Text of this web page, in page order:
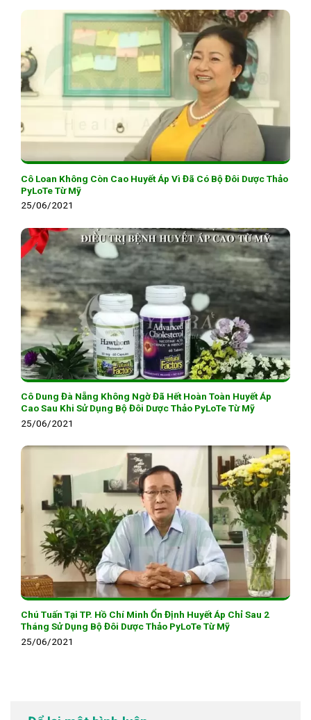
Cô Loan Không Còn Cao Huyết Áp Vì Đã Có Bộ Đôi Dược Thảo
PyLoTe Từ Mỹ
25/06/2021
Cô Dung Đà Nẵng Không Ngờ Đã Hết Hoàn Toàn Huyết Áp
Cao Sau Khi Sử Dụng Bộ Đôi Dược Thảo PyLoTe Từ Mỹ
25/06/2021
Chú Tuấn Tại TP. Hồ Chí Minh Ổn Định Huyết Áp Chỉ Sau 2
Tháng Sử Dụng Bộ Đôi Dược Thảo PyLoTe Từ Mỹ
25/06/2021